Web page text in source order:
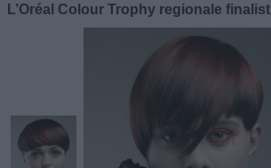
L’Oréal Colour Trophy regionale finalist